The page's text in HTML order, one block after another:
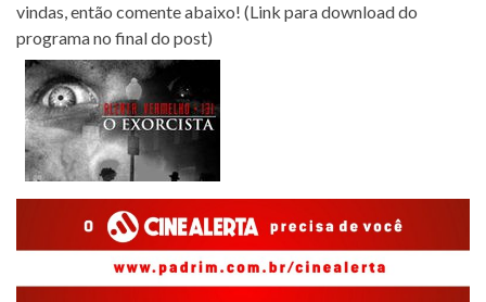
vindas, então comente abaixo! (Link para download do
programa no final do post)